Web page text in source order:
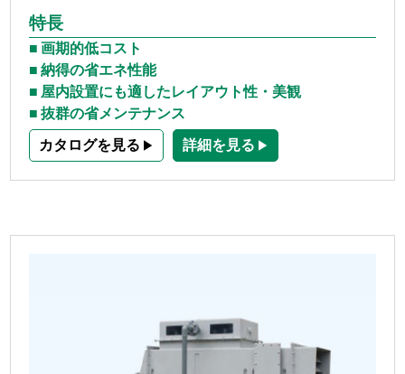
特長
画期的低コスト
納得の省エネ性能
屋内設置にも適したレイアウト性・美観
抜群の省メンテナンス
カタログを見る 詳細を見る